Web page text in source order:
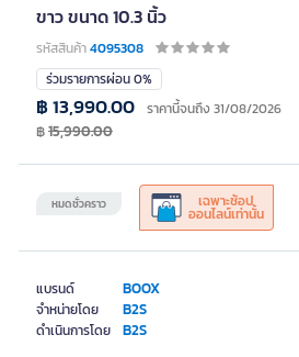
ขาว ขนาด 10.3 นิ้ว
รหัสสินค้า4095308
แบรนด์ BOOX
จำหน่ายโดย B2S
ดำเนินการโดย B2S
ร่วมรายการผ่อน 0%
หมดชั่วคราว เฉพาะช้อป
ออนไลน์เท่านั้น
฿ 13,990.00 ราคานี้จนถึง 31/08/2026
฿15,990.00